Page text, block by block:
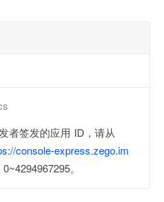
者签发的应用 ID，请从
console-express.zego.im
。